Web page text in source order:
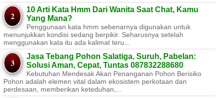
10 Arti Kata Hmm Dari Wanita Saat Chat, Kamu
Yang Mana?
Penggunaan kata hmm sebenarnya digunakan untuk
menunjukkan kondisi sedang berpikir. Seharusnya setelah
menggunakan kata itu ada kalimat teru...
Jasa Tebang Pohon Salatiga, Suruh, Pabelan:
Solusi Aman, Cepat, Tuntas 087832288680
Kebutuhan Mendesak Akan Penanganan Pohon Berisiko ​
Pohon adalah elemen vital dalam ekosistem perkotaan dan
perdesaan, memberikan keteduhan,...